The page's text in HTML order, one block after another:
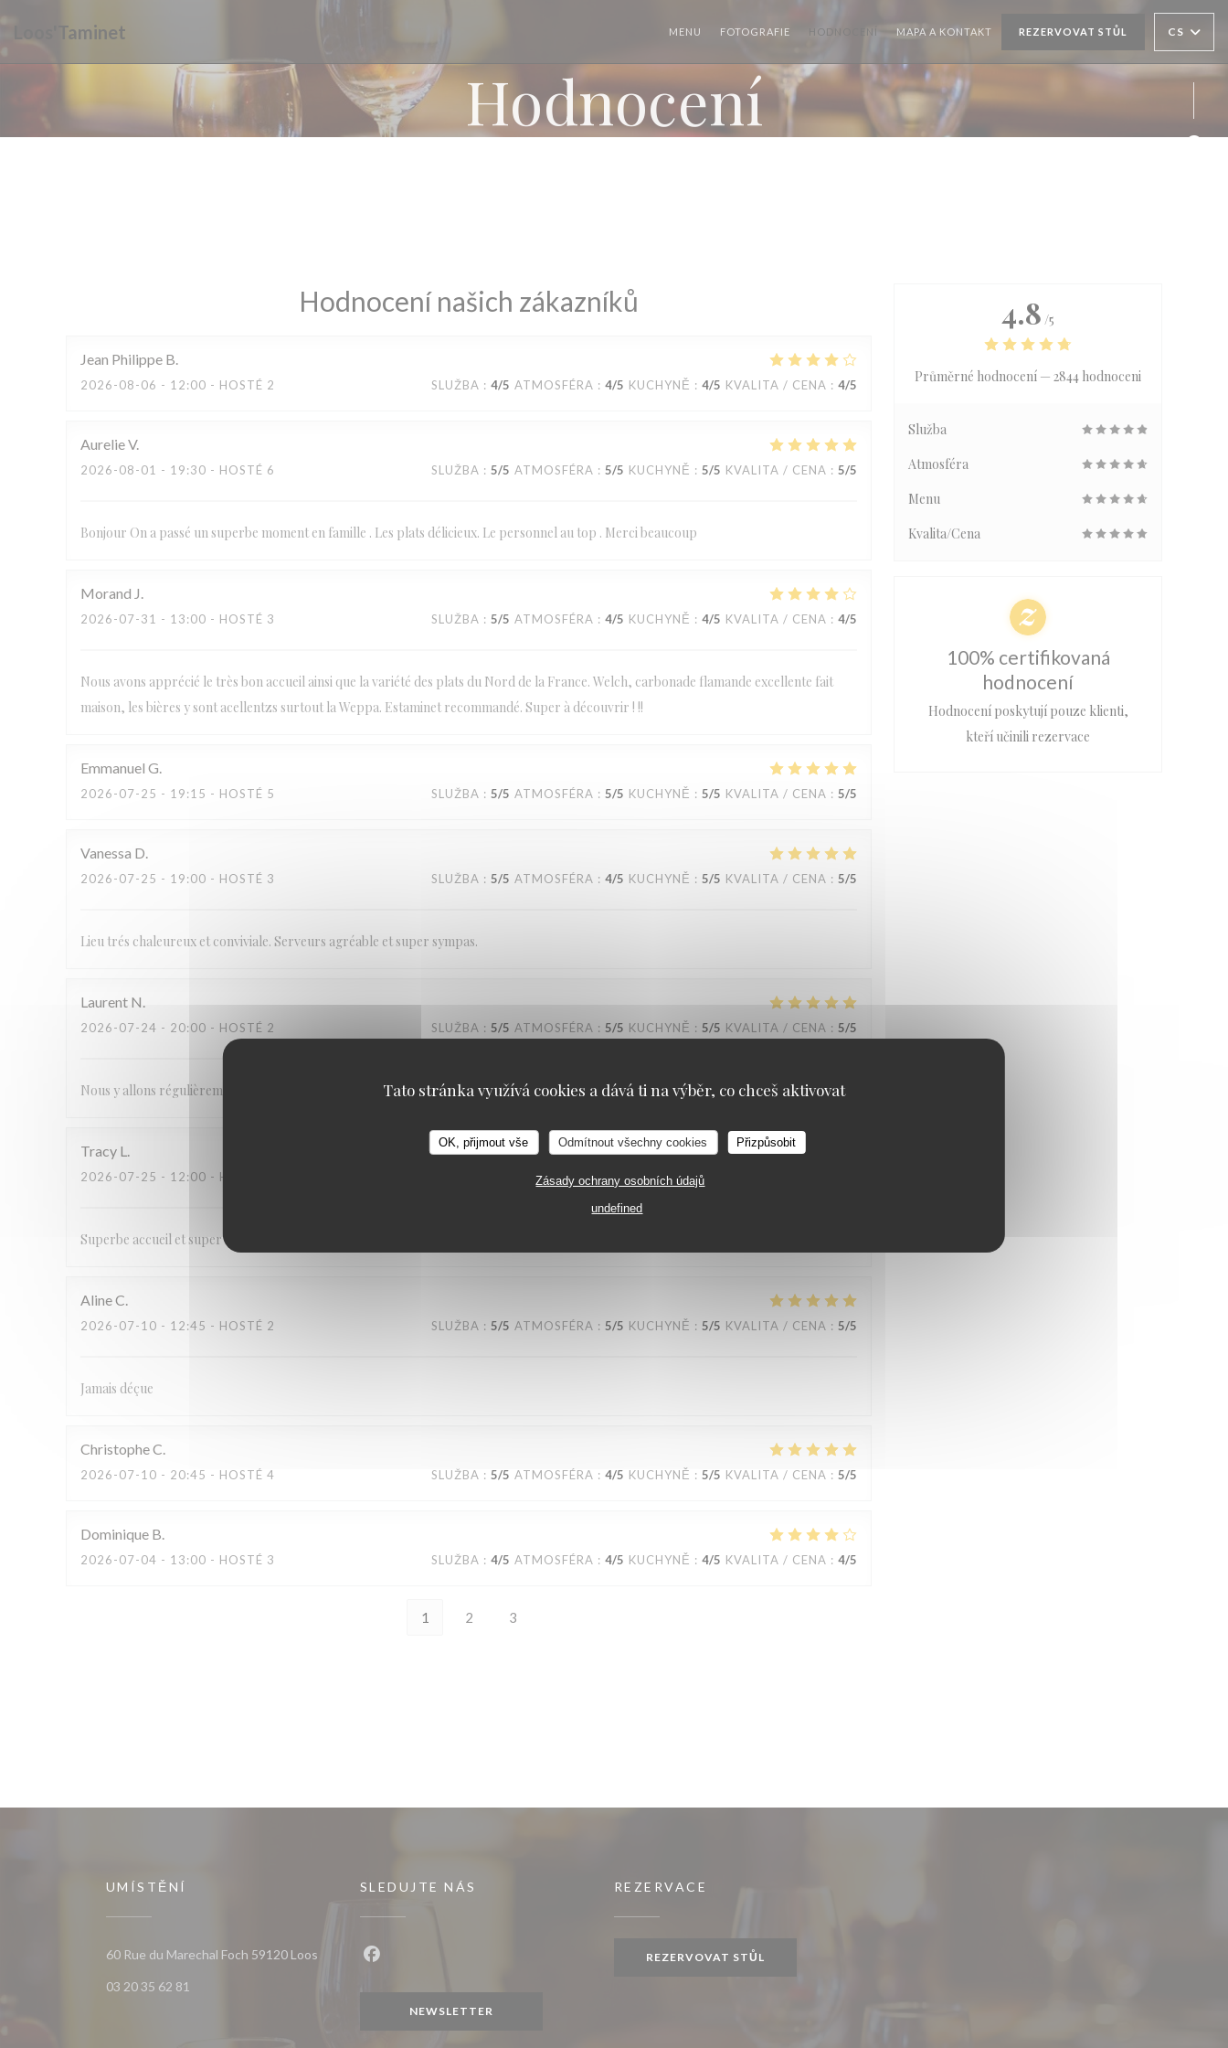
Tato stránka využívá cookies a dává ti na výběr, co chceš aktivovat
OK, přijmout vše Odmítnout všechny cookies Přizpůsobit
Zásady ochrany osobních údajů
undefined
Loos'Taminet MENU FOTOGRAFIE HODNOCENÍ MAPA A KONTAKT REZERVOVAT STŮL CS
Hodnocení
Hodnocení našich zákazníků
Jean Philippe B
2026-08-06 - 12:00 - HOSTÉ 2 SLUŽBA : 4/5 ATMOSFÉRA : 4/5 KUCHYNĚ : 4/5 KVALITA / CENA : 4/5
AurelieV
2026-08-01 - 19:30 - HOSTÉ 6 SLUŽBA : 5/5 ATMOSFÉRA : 5/5 KUCHYNĚ : 5/5 KVALITA / CENA : 5/5
Bonjour On a passé un superbe moment en famille . Les plats délicieux. Le personnel au top . Merci beaucoup
Morand J
2026-07-31 - 13:00 - HOSTÉ 3 SLUŽBA : 5/5 ATMOSFÉRA : 4/5 KUCHYNĚ : 4/5 KVALITA / CENA : 4/5
Nous avons apprécié le très bon accueil ainsi que la variété des plats du Nord de la France. Welch, carbonade flamande excellente fait
maison, les bières y sont acellentzs surtout la Weppa. Estaminet recommandé. Super à découvrir ! !!
Emmanuel G
2026-07-25 - 19:15 - HOSTÉ 5 SLUŽBA : 5/5 ATMOSFÉRA : 5/5 KUCHYNĚ : 5/5 KVALITA / CENA : 5/5
Vanessa D
2026-07-25 - 19:00 - HOSTÉ 3 SLUŽBA : 5/5 ATMOSFÉRA : 4/5 KUCHYNĚ : 5/5 KVALITA / CENA : 5/5
Lieu trés chaleureux et conviviale. Serveurs agréable et super sympas.
Laurent N
2026-07-24 - 20:00 - HOSTÉ 2 SLUŽBA : 5/5 ATMOSFÉRA : 5/5 KUCHYNĚ : 5/5 KVALITA / CENA : 5/5
Nous y allons régulièrement et sommes toujours très satisfaits de la qualité repas.
Tracy L
2026-07-25 - 12:00 - HOSTÉ 7 ATMOSFÉRA: 5/5 KUCHYNĚ: 5
Superbe accueil et super service. Plats très bons. Nous reviendrons ! Nous reviendrons
AlineC
2026-07-10 - 12:45 - HOSTÉ 2 SLUŽBA : 5/5 ATMOSFÉRA : 5/5 KUCHYNĚ : 5/5 KVALITA / CENA : 5/5
Jamais déçue
ChristopheC
2026-07-10 - 20:45 - HOSTÉ 4 SLUŽBA : 5/5 ATMOSFÉRA : 4/5 KUCHYNĚ : 5/5 KVALITA / CENA : 5/5
Dominique B
2026-07-04 - 13:00 - HOSTÉ 3 SLUŽBA : 4/5 ATMOSFÉRA : 4/5 KUCHYNĚ : 4/5 KVALITA / CENA : 4/5
1 2 3
4.8 /5
Průměrné hodnocení — 2844 hodnoceni
Služba
Atmosféra
Menu
Kvalita/Cena
100% certifikovaná
hodnocení
Hodnocení poskytují pouze klienti,
kteří učinili rezervace
UMÍSTĚNÍ
60 Rue du Marechal Foch 59120 Loos((otevře se v novém okně))
03 20 35 62 81
SLEDUJTE NÁS
NEWSLETTER
REZERVACE
REZERVOVAT STŮL
Loos'Taminet